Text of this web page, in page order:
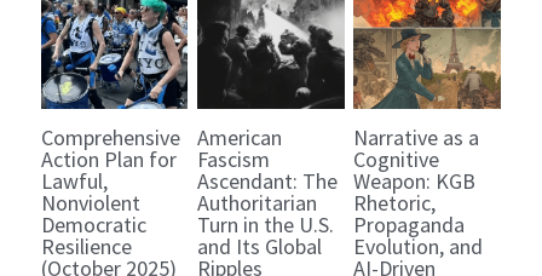
Comprehensive
Action Plan for
Lawful,
Nonviolent
Democratic
Resilience
(October 2025)
American
Fascism
Ascendant: The
Authoritarian
Turn in the U.S.
and Its Global
Ripples
Narrative as a
Cognitive
Weapon: KGB
Rhetoric,
Propaganda
Evolution, and
AI-Driven